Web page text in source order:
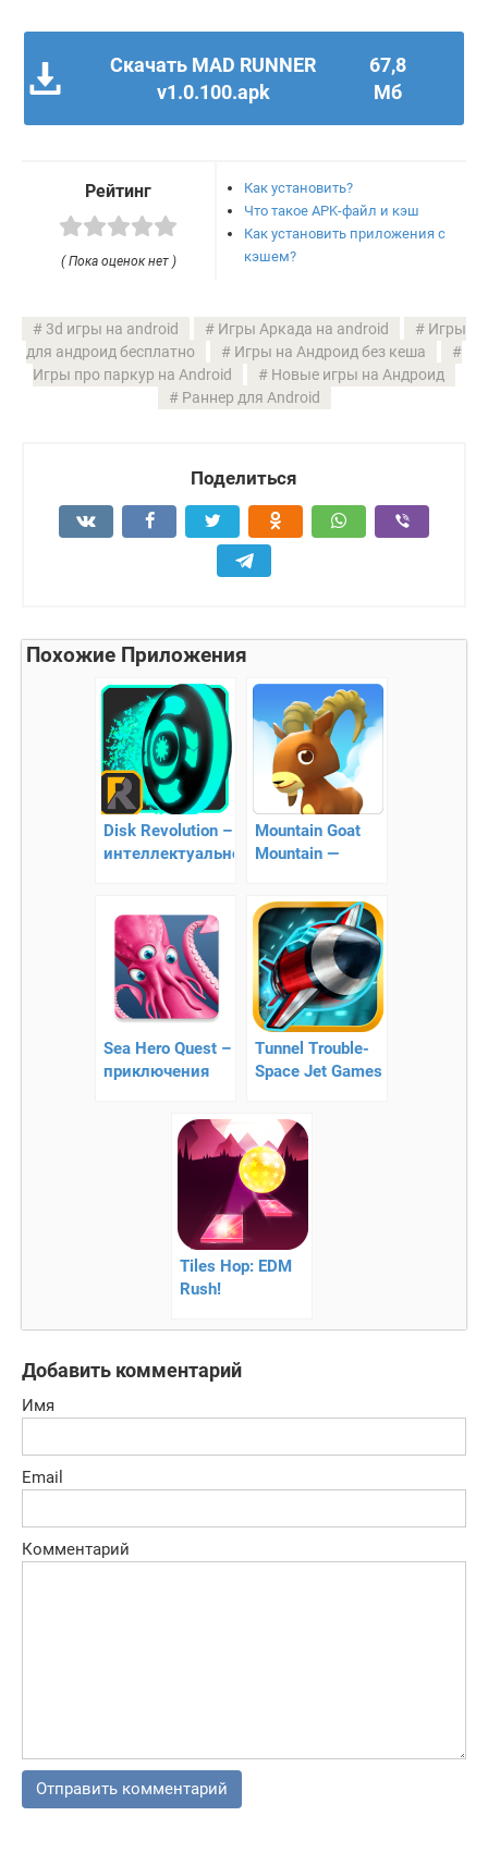
Скачать MAD RUNNER
v1.0.100.apk
67,8
Мб
Рейтинг
( Пока оценок нет )
Как установить?
Что такое APK-файл и кэш
Как установить приложения с
кэшем?
3d игры на android Игры Аркада на android
Игры
для андроид бесплатно
Игры на Андроид без кеша
Игры про паркур на Android
Новые игры на Андроид
Раннер для Android
Поделиться
Похожие Приложения
Disk Revolution –
интеллектуальное
Mountain Goat
Mountain —
отважного
козла!
Sea Hero Quest –
приключения
Tunnel Trouble-
Space Jet Games
раннер
Tiles Hop: EDM
Rush!
Добавить комментарий
Имя
Email
Комментарий